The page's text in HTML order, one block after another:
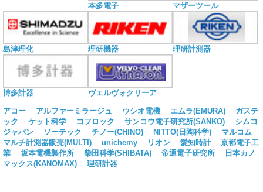
本多電子 マザーツール
島津理化 理研機器 理研計測器
博多計器 ヴェルヴォクリーア
アコー アルファーミラージュ ウシオ電機 エムラ(EMURA)
ガステ
ック
ケット科学 コフロック サンコウ電子研究所(SANKO)
シムコ
ジャパン
ソーテック チノー(CHINO) NITTO(日陶科学)
マルコム
マルチ計測器販売(MULTI)
unichemy リオン 愛知時計
京都電子工
業
坂本電機製作所 柴田科学(SHIBATA) 帝通電子研究所
日本カノ
マックス(KANOMAX)
理研計器